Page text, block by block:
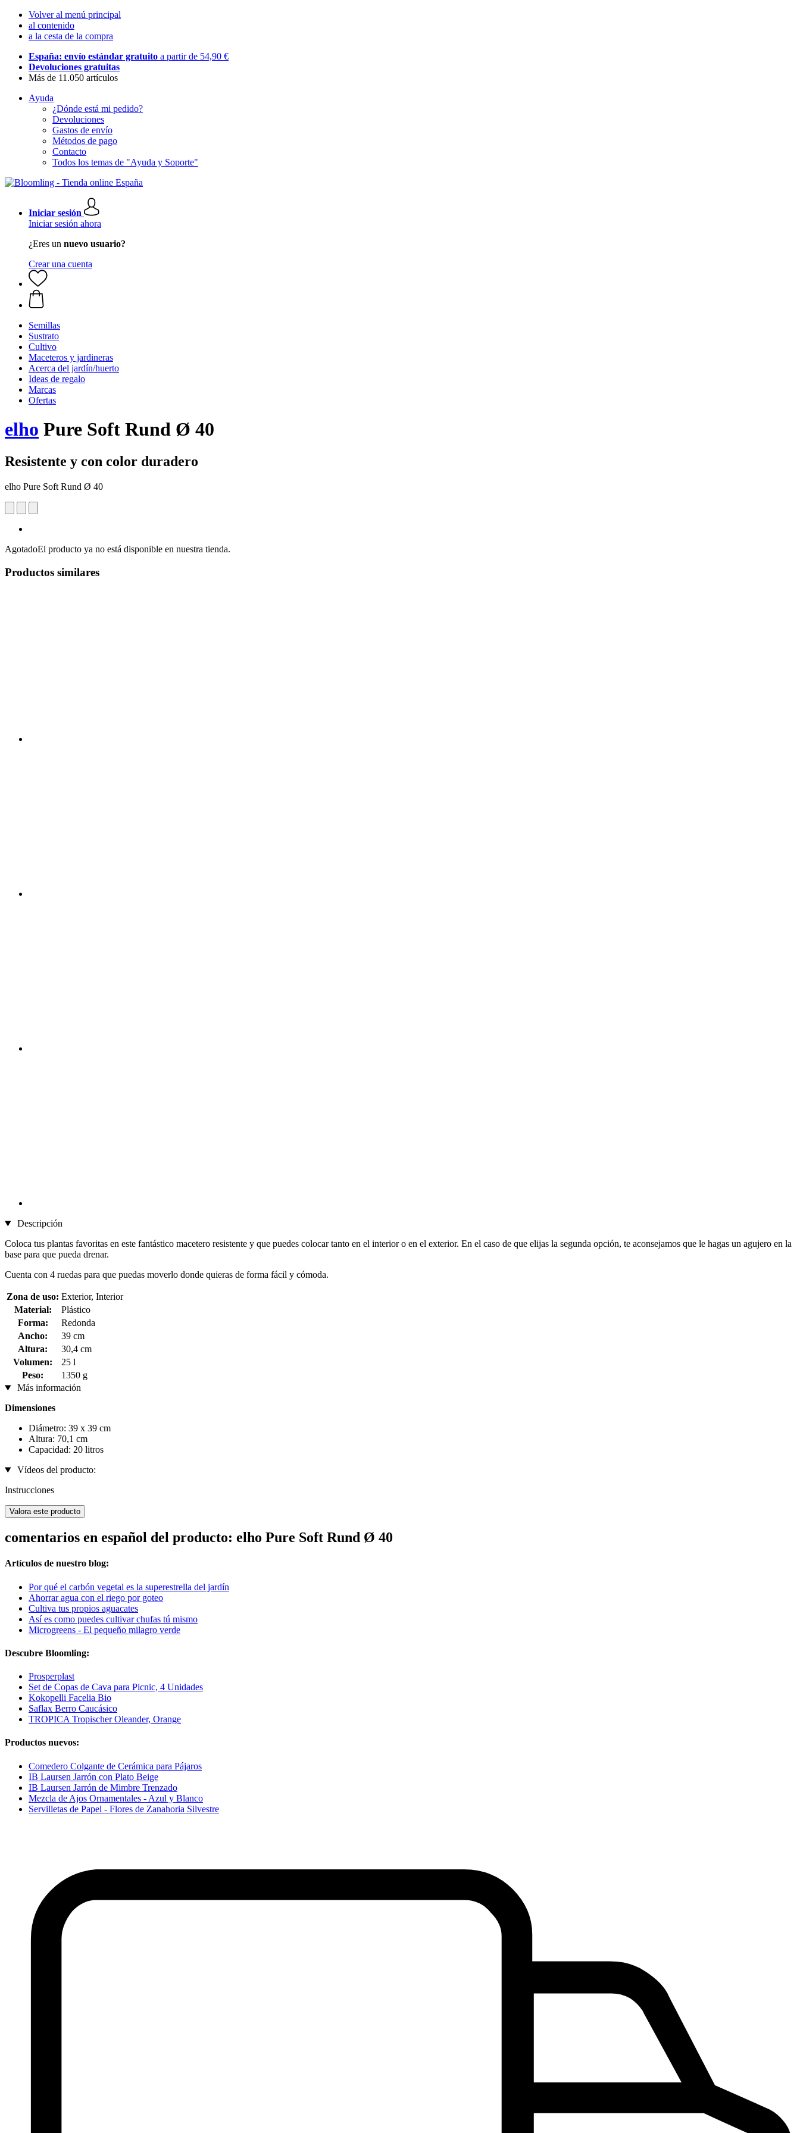
Volver al menú principal
al contenido
a la cesta de la compra
España: envío estándar gratuito a partir de 54,90 €
Devoluciones gratuitas
Más de 11.050 artículos
Ayuda
¿Dónde está mi pedido?
Devoluciones
Gastos de envío
Métodos de pago
Contacto
Todos los temas de "Ayuda y Soporte"
Iniciar sesión
Iniciar sesión ahora
¿Eres un nuevo usuario?
Crear una cuenta
Semillas
Sustrato
Cultivo
Maceteros y jardineras
Acerca del jardín/huerto
Ideas de regalo
Marcas
Ofertas
elho Pure Soft Rund Ø 40
Resistente y con color duradero
elho Pure Soft Rund Ø 40
AgotadoEl producto ya no está disponible en nuestra tienda.
Productos similares
Descripción
Coloca tus plantas favoritas en este fantástico macetero resistente y que puedes colocar tanto en el interior o en el exterior. En el caso de que elijas la segunda opción, te aconsejamos que le hagas un agujero en la
base para que pueda drenar.
Cuenta con 4 ruedas para que puedas moverlo donde quieras de forma fácil y cómoda.
Zona de uso: Exterior, Interior
Material:
Plástico
Forma:
Redonda
Ancho:
39 cm
Altura:
30,4 cm
Volumen:
25 l
Peso:
1350 g
Más información
Dimensiones
Diámetro: 39 x 39 cm
Altura: 70,1 cm
Capacidad: 20 litros
Vídeos del producto:
Instrucciones
Valora este producto
comentarios en español del producto: elho Pure Soft Rund Ø 40
Artículos de nuestro blog:
Por qué el carbón vegetal es la superestrella del jardín
Ahorrar agua con el riego por goteo
Cultiva tus propios aguacates
Así es como puedes cultivar chufas tú mismo
Microgreens - El pequeño milagro verde
Descubre Bloomling:
Prosperplast
Set de Copas de Cava para Picnic, 4 Unidades
Kokopelli Facelia Bio
Saflax Berro Caucásico
TROPICA Tropischer Oleander, Orange
Productos nuevos:
Comedero Colgante de Cerámica para Pájaros
IB Laursen Jarrón con Plato Beige
IB Laursen Jarrón de Mimbre Trenzado
Mezcla de Ajos Ornamentales - Azul y Blanco
Servilletas de Papel - Flores de Zanahoria Silvestre